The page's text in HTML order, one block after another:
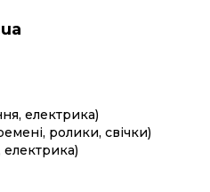
електрика)
ролики, свічки)
електрика)